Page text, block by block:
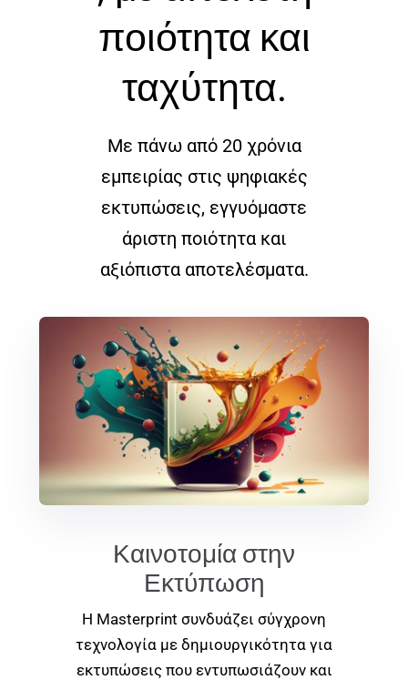
ποιότητα και
ταχύτητα.
Με πάνω από 20 χρόνια
εμπειρίας στις ψηφιακές
εκτυπώσεις, εγγυόμαστε
άριστη ποιότητα και
αξιόπιστα αποτελέσματα.
Καινοτομία στην
Εκτύπωση
Η Masterprint συνδυάζει σύγχρονη
τεχνολογία με δημιουργικότητα για
εκτυπώσεις που εντυπωσιάζουν και